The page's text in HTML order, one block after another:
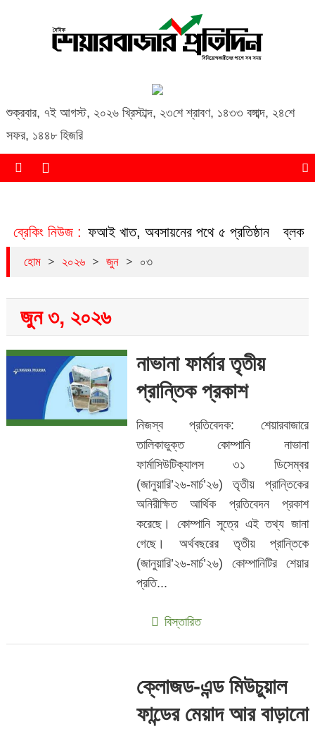
শুক্রবার, ৭ই আগস্ট, ২০২৬ খ্রিস্টাব্দ, ২৩শে শ্রাবণ, ১৪৩৩ বঙ্গাব্দ, ২৪শে
সফর, ১৪৪৮ হিজরি
ব্রেকিং নিউজ :
হচ্ছে এনবিএফআই খাত, অবসায়নের পথে ৫ প্রতিষ্ঠান ব্লক
হোম > ২০২৬ > জুন > ০৩
জুন ৩, ২০২৬
নাভানা ফার্মার তৃতীয়
প্রান্তিক প্রকাশ
নিজস্ব প্রতিবেদক: শেয়ারবাজারে
তালিকাভুক্ত কোম্পানি নাভানা
ফার্মাসিউটিক্যালস ৩১ ডিসেম্বর
(জানুয়ারি’২৬-মার্চ’২৬) তৃতীয় প্রান্তিকের
অনিরীক্ষিত আর্থিক প্রতিবেদন প্রকাশ
করেছে। কোম্পানি সূত্রে এই তথ্য জানা
গেছে। অর্থবছরের তৃতীয় প্রান্তিকে
(জানুয়ারি’২৬-মার্চ’২৬) কোম্পানিটির শেয়ার
প্রতি...
বিস্তারিত
ক্লোজড-এন্ড মিউচুয়াল
ফান্ডের মেয়াদ আর বাড়ানো